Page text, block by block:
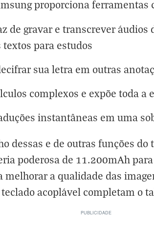
proporciona ferramentas
de gravar e transcrever
textos para estudos
sua letra em outras
complexos e expõe toda a
instantâneas em uma
dessas e de outras funções do
poderosa de 11.200mAh
melhorar a qualidade das
acoplável completam o